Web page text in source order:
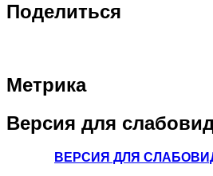
Поделиться
Метрика
Версия для
ВЕРСИЯ ДЛЯ